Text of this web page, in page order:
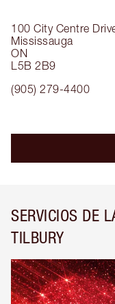
100 City Centre
Mississauga
ON
L5B 2B9
(905) 279-4400
SERVICIOS DE
TILBURY